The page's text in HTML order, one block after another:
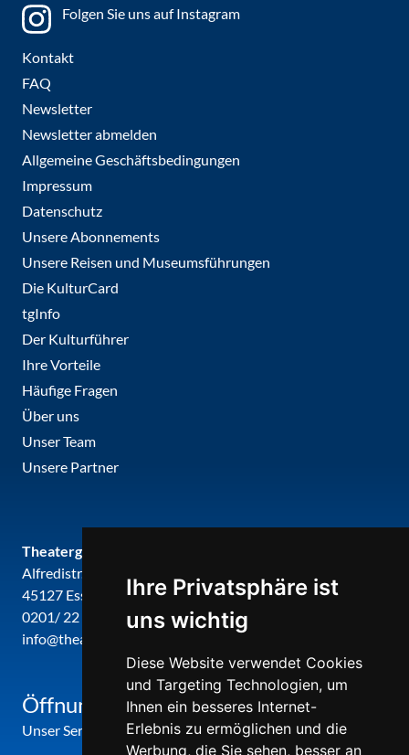
Ihre Privatsphäre ist
uns wichtig
Diese Website verwendet Cookies
und Targeting Technologien, um
Ihnen ein besseres Internet-
Erlebnis zu ermöglichen und die
Werbung, die Sie sehen, besser an
Folgen Sie uns auf Instagram
Kontakt
FAQ
Newsletter
Newsletter abmelden
Allgemeine Geschäftsbedingungen
Impressum
Datenschutz
Unsere Abonnements
Unsere Reisen und Museumsführungen
Die KulturCard
tgInfo
Der Kulturführer
Ihre Vorteile
Häufige Fragen
Über uns
Unser Team
Unsere Partner
Theatergemeinde metropole ruhr
Alfredistr. 32
45127 Essen
0201/ 22 22 29
info@theatergemeinde-metropole-ruhr.de
Öffnungszeiten
Unser Service-Center ist zu folgenden Zeiten geöffnet